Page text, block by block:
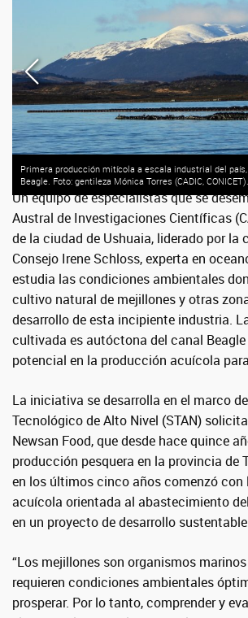
Primera producción mitícola a escala industrial del
Beagle. Foto: gentileza Mónica Torres (CADIC, CONICET).
Un equipo de especialistas que se
Austral de Investigaciones Científicas
de la ciudad de Ushuaia, liderado por la
Consejo Irene Schloss, experta en
estudia las condiciones ambientales
cultivo natural de mejillones y otras
desarrollo de esta incipiente industria.
cultivada es autóctona del canal
potencial en la producción acuícola
La iniciativa se desarrolla en el marco
Tecnológico de Alto Nivel (STAN)
Newsan Food, que desde hace quince
producción pesquera en la provincia de
en los últimos cinco años comenzó con
acuícola orientada al abastecimiento
en un proyecto de desarrollo
“Los mejillones son organismos
requieren condiciones ambientales
prosperar. Por lo tanto, comprender y